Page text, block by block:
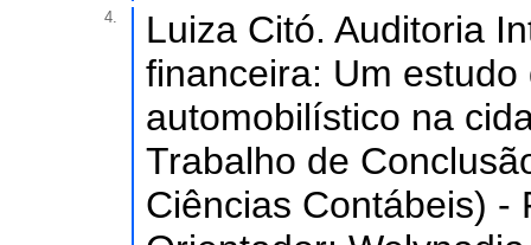
4.
Luiza Citó. Auditoria
financeira: Um
automobilístico na
Trabalho de
Ciências Contábeis) -